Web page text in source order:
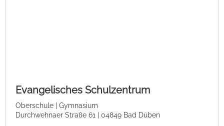
Evangelisches Schulzentrum
Oberschule | Gymnasium
Durchwehnaer Straße 61 | 04849 Bad Düben